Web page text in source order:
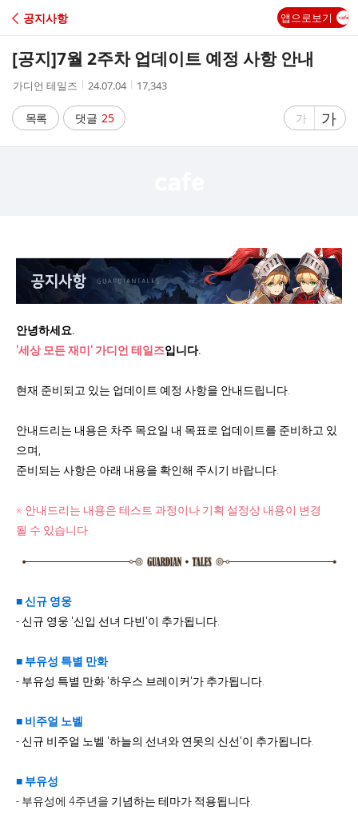
C
A
공지사항 앱으로보기
[공지]7월 2주차 업데이트 예정 사항 안내
작
자
가디언 테일즈
작
시
간
24.07.04
조
17,343
목록 댓글 25
글
가
글
자
가
안녕하세요.
'세상 모든 재미' 가디언 테일즈입니다.
현재 준비되고 있는 업데이트 예정 사항을 안내드립니다.
안내드리는 내용은 차주 목요일 내 목표로 업데이트를 준비하고 있
으며,
준비되는 사항은 아래 내용을 확인해 주시기 바랍니다.
※ 안내드리는 내용은 테스트 과정이나 기획 설정상 내용이 변경
될 수 있습니다.
■ 신규 영웅
- 신규 영웅 '신입 선녀 다빈'이 추가됩니다.
■ 부유성 특별 만화
- 부유성 특별 만화 '하우스 브레이커'가 추가됩니다.
■ 비주얼 노벨
- 신규 비주얼 노벨 '하늘의 선녀와 연못의 신선'이 추가됩니다.
■ 부유성
- 부유성에 4주년을 기념하는 테마가 적용됩니다.